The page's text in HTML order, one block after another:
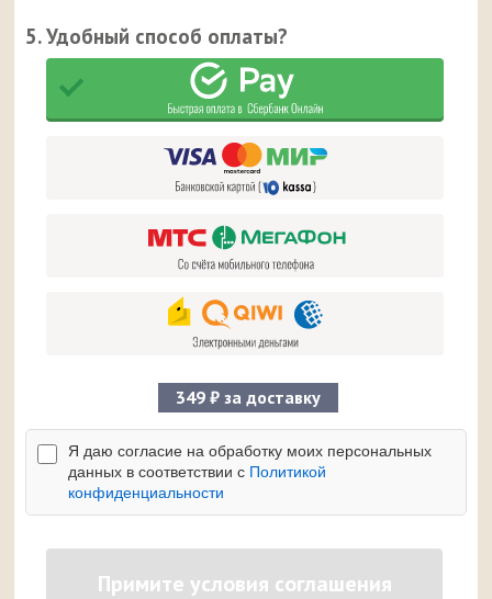
5. Удобный способ оплаты?
349 ₽ за доставку
Я даю согласие на обработку моих персональных
данных в соответствии с Политикой
конфиденциальности
Примите условия соглашения